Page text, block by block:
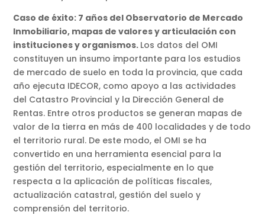
Caso de éxito: 7 años del Observatorio de Mercado
Inmobiliario, mapas de valores y articulación con
instituciones y organismos. Los datos del OMI
constituyen un insumo importante para los estudios
de mercado de suelo en toda la provincia, que cada
año ejecuta IDECOR, como apoyo a las actividades
del Catastro Provincial y la Dirección General de
Rentas. Entre otros productos se generan mapas de
valor de la tierra en más de 400 localidades y de todo
el territorio rural. De este modo, el OMI se ha
convertido en una herramienta esencial para la
gestión del territorio, especialmente en lo que
respecta a la aplicación de políticas fiscales,
actualización catastral, gestión del suelo y
comprensión del territorio.